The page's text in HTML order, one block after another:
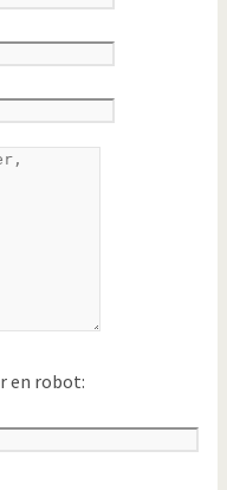
en robot: